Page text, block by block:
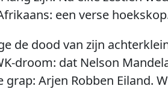
een verse
de dood van zijn
droom: dat Nelson
Arjen Robben Eiland.